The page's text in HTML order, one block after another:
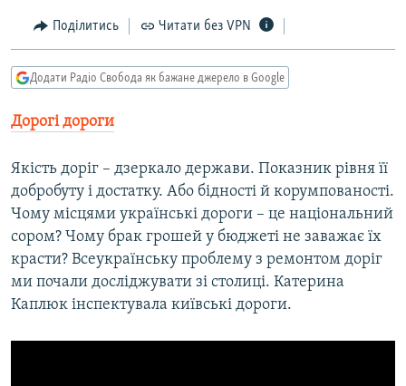
Перейти
пошуку
СУСПІЛЬСТВО
СПОРТ
УКРАЇНА
ДОНБАС.РЕАЛІЇ
КРИМ.РЕАЛІЇ
ТИ ЯК?
СХЕМИ
МУЛЬТИМЕДІА
ФОТО
СПЕЦПРОЄКТИ
ПОДКАСТИ
Поділитись Читати без VPN
Додати Радіо Свобода як бажане джерело в Google
Дорогі дороги
Якість доріг – дзеркало держави. Показник рівня її
добробуту і достатку. Або бідності й корумпованості.
Чому місцями українські дороги – це національний
сором? Чому брак грошей у бюджеті не заважає їх
красти? Всеукраїнську проблему з ремонтом доріг
ми почали досліджувати зі столиці. Катерина
Каплюк інспектувала київські дороги.